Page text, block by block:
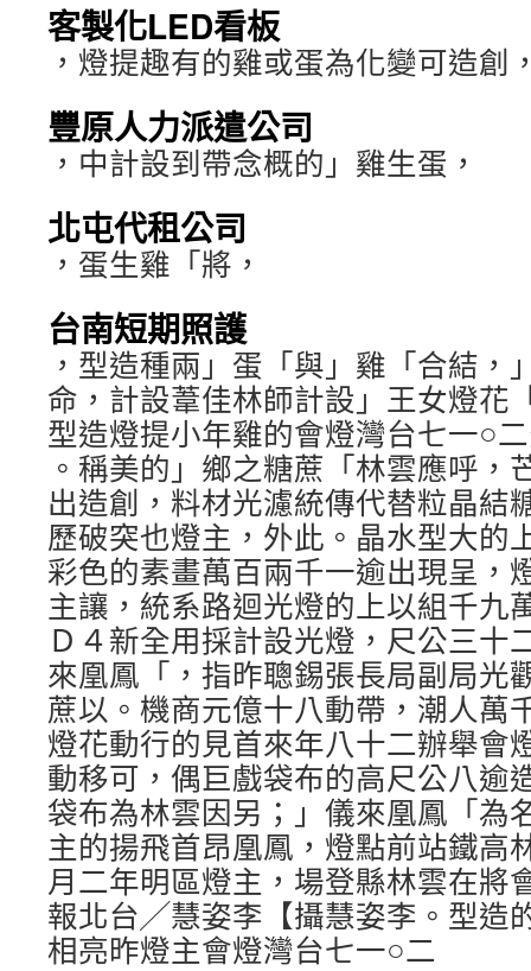
客製化LED看板
，燈提趣有的雞或蛋為化變可造創
豐原人力派遣公司
，中計設到帶念概的」雞生蛋，
北屯代租公司
，蛋生雞「將，
台南短期照護
，型造種兩」蛋「與」雞「合結，
命，計設葦佳林師計設」王女燈花
型造燈提小年雞的會燈灣台七一○
。稱美的」鄉之糖蔗「林雲應呼，
出造創，料材光濾統傳代替粒晶結
歷破突也燈主，外此。晶水型大的
彩色的素畫萬百兩千一逾出現呈，
主讓，統系路迴光燈的上以組千九
Ｄ４新全用採計設光燈，尺公三十
來凰鳳「，指昨聰錫張長局副局光
蔗以。機商元億十八動帶，潮人萬
燈花動行的見首來年八十二辦舉會
動移可，偶巨戲袋布的高尺公八逾
袋布為林雲因另；」儀來凰鳳「為
主的揚飛首昂凰鳳，燈點前站鐵高
月二年明區燈主，場登縣林雲在將
報北台╱慧姿李【攝慧姿李。型造
相亮昨燈主會燈灣台七一○二